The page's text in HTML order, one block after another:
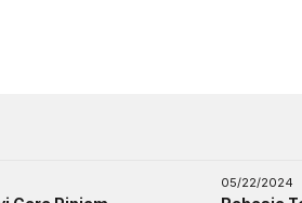
05/22/2024